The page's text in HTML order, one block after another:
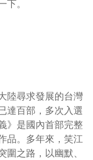
。
陸尋求發展的台灣
達百部，多次入選
》是國內首部完整
品。多年來，笑江
之路，以幽默、